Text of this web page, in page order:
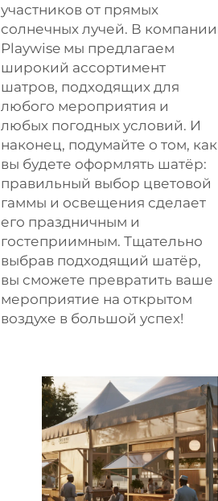
участников от прямых
солнечных лучей. В компании
Playwise мы предлагаем
широкий ассортимент
шатров, подходящих для
любого мероприятия и
любых погодных условий. И
наконец, подумайте о том, как
вы будете оформлять шатёр:
правильный выбор цветовой
гаммы и освещения сделает
его праздничным и
гостеприимным. Тщательно
выбрав подходящий шатёр,
вы сможете превратить ваше
мероприятие на открытом
воздухе в большой успех!